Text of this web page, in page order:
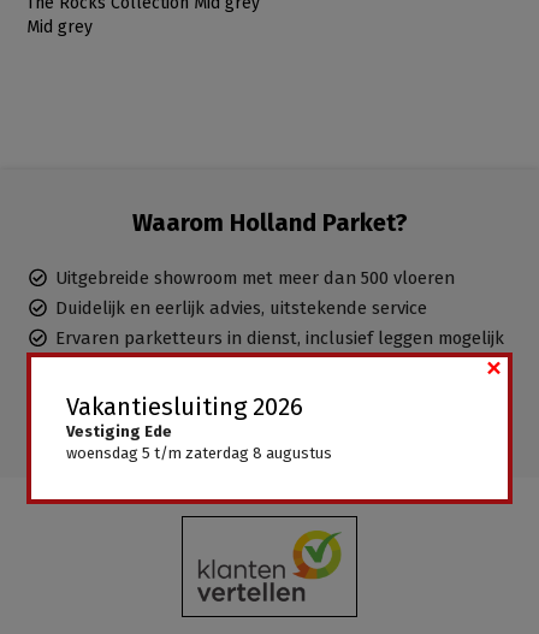
Mid grey
Waarom Holland Parket?
Uitgebreide showroom met meer dan 500 vloeren
Duidelijk en eerlijk advies, uitstekende service
Ervaren parketteurs in dienst, inclusief leggen mogelijk
Alle vloeren direct leverbaar, geen wachttijden
Vakantiesluiting 2026
Vestiging Ede
woensdag 5 t/m zaterdag 8 augustus
×